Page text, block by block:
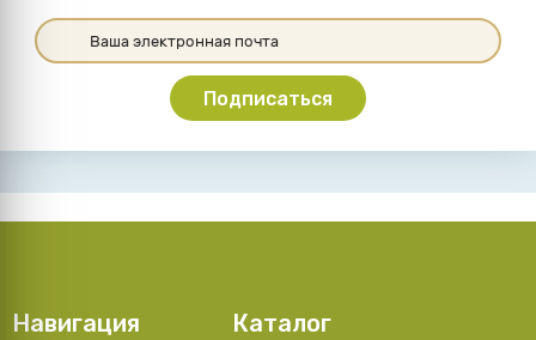
Подписаться
Навигация Каталог